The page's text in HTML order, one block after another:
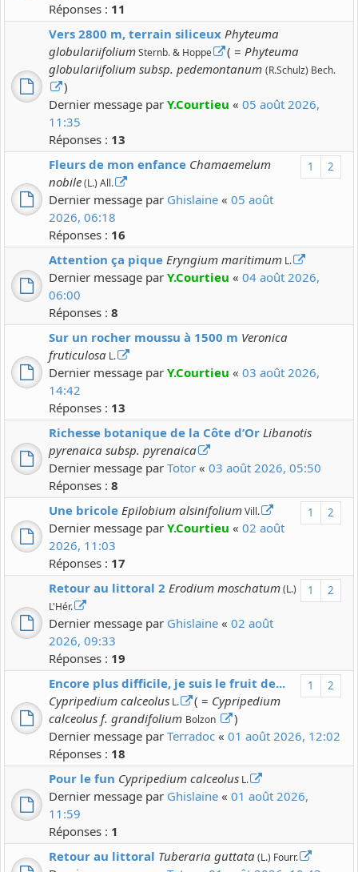
Réponses : 11
Vers 2800 m, terrain siliceux Phyteuma
globulariifoliumSternb. & Hoppe ( =Phyteuma
globulariifolium subsp. pedemontanum (R.Schulz) Bech.
)
Dernier message par Y.Courtieu « 05 août 2026,
11:35
Réponses : 13
1 2
Fleurs de mon enfance Chamaemelum
nobile(L.) All.
Dernier message par Ghislaine « 05 août
2026, 06:18
Réponses : 16
Attention ça pique Eryngium maritimum L.
Dernier message par Y.Courtieu « 04 août 2026,
06:00
Réponses : 8
Sur un rocher moussu à 1500 m Veronica
fruticulosa L.
Dernier message par Y.Courtieu « 03 août 2026,
14:42
Réponses : 13
Richesse botanique de la Côte d’Or Libanotis
pyrenaica subsp. pyrenaica
Dernier message par Totor « 03 août 2026, 05:50
Réponses : 8
1 2
Une bricole Epilobium alsinifoliumVill.
Dernier message par Y.Courtieu « 02 août
2026, 11:03
Réponses : 17
1 2
Retour au littoral 2 Erodium moschatum(L.)
L'Hér.
Dernier message par Ghislaine « 02 août
2026, 09:33
Réponses : 19
1 2
Encore plus difficile, je suis le fruit de...
Cypripedium calceolus L. ( = Cypripedium
calceolus f. grandifolium Bolzon
)
Dernier message par Terradoc « 01 août 2026, 12:02
Réponses : 18
Pour le fun Cypripedium calceolus L.
Dernier message par Ghislaine « 01 août 2026,
11:59
Réponses : 1
Retour au littoral Tuberaria guttata(L.) Fourr.